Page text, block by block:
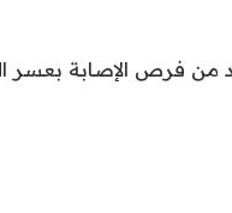
من فرص الإصابة بعسر